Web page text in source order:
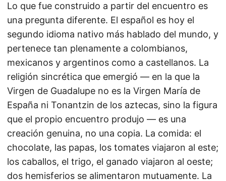
Lo que fue construido a partir del encuentro es
una pregunta diferente. El español es hoy el
segundo idioma nativo más hablado del mundo, y
pertenece tan plenamente a colombianos,
mexicanos y argentinos como a castellanos. La
religión sincrética que emergió — en la que la
Virgen de Guadalupe no es la Virgen María de
España ni Tonantzin de los aztecas, sino la figura
que el propio encuentro produjo — es una
creación genuina, no una copia. La comida: el
chocolate, las papas, los tomates viajaron al este;
los caballos, el trigo, el ganado viajaron al oeste;
dos hemisferios se alimentaron mutuamente. La